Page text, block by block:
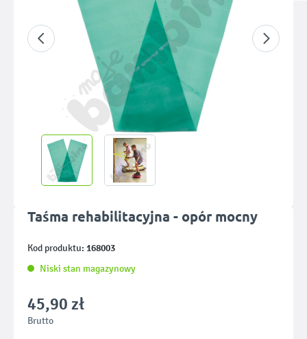
Taśma rehabilitacyjna - opór mocny
Kod produktu: 168003
Niski stan magazynowy
45,90 zł
Brutto